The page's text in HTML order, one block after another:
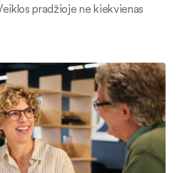
pradžioje ne kiekvienas